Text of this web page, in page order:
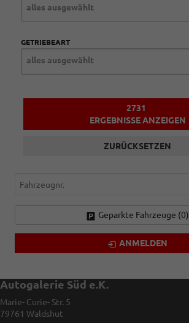
alles ausgewählt
GETRIEBEART
alles ausgewählt
2731
ERGEBNISSE ANZEIGEN
ZURÜCKSETZEN
Fahrzeugnr.
Geparkte Fahrzeuge (0)
ANMELDEN
Autogalerie Süd e.K.
Marie- Curie- Str. 5
79761 Waldshut